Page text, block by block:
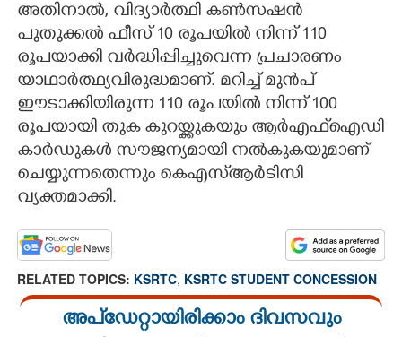
അതിനാൽ, വിദ്യാർത്ഥി കൺസഷൻ
പുതുക്കൽ ഫീസ് 10 രൂപയിൽ നിന്ന് 110
രൂപയാക്കി വർദ്ധിപ്പിച്ചുവെന്ന പ്രചാരണം
യാഥാർത്ഥ്യവിരുദ്ധമാണ്. മറിച്ച് മുൻപ്
ഈടാക്കിയിരുന്ന 110 രൂപയിൽ നിന്ന് 100
രൂപയായി തുക കുറയ്ക്കുകയും ആർഎഫ്ഐഡി
കാർഡുകൾ സൗജന്യമായി നൽകുകയുമാണ്
ചെയ്യുന്നതെന്നും കെഎസ്‌ആർടിസി
വ്യക്തമാക്കി.
RELATED TOPICS: KSRTC, KSRTC STUDENT CONCESSION
അപ്ഡേറ്റായിരിക്കാം ദിവസവും